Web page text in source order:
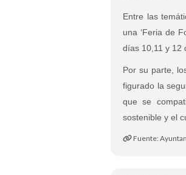
Entre las
una ‘Feria de
días 10,11 y 12
Por su parte,
figurado la
que se
sostenible y el
Fuente: